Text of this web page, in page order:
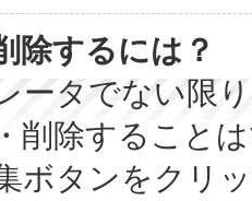
除するには？
ータでない限
削除すること
ボタンをクリ